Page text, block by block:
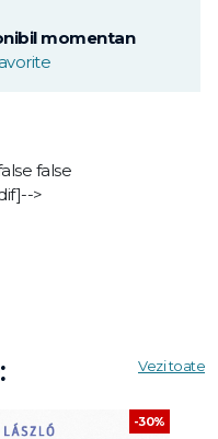
momentan
false
>
Vezi toate
-30%